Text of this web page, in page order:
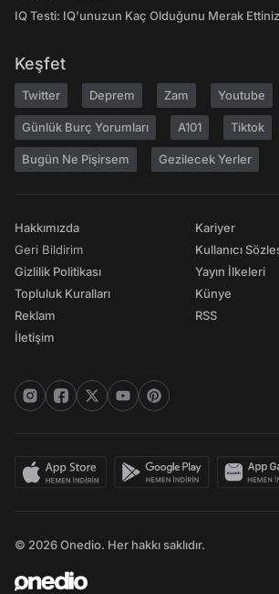
IQ Testi: IQ'unuzun Kaç Olduğunu Merak
Keşfet
Twitter Deprem Zam Youtube
Günlük Burç Yorumları A101 Tiktok
Bugün Ne Pişirsem Gezilecek Yerler
Hakkımızda
Geri Bildirim
Gizlilik Politikası
Topluluk Kuralları
Reklam
İletişim
Kariyer
Kullanıcı
Yayın İlkeleri
Künye
RSS
© 2026 Onedio. Her hakkı saklıdır.